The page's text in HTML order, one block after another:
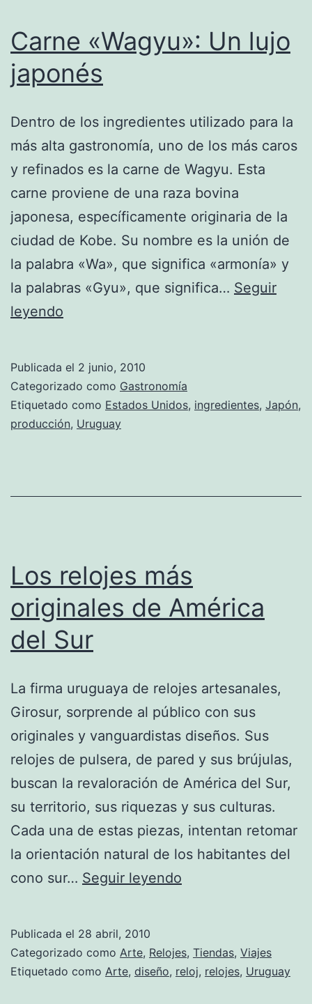
Carne «Wagyu»: Un lujo
japonés
Dentro de los ingredientes utilizado para la
más alta gastronomía, uno de los más caros
y refinados es la carne de Wagyu. Esta
carne proviene de una raza bovina
japonesa, específicamente originaria de la
ciudad de Kobe. Su nombre es la unión de
la palabra «Wa», que significa «armonía» y
la palabras «Gyu», que significa… Seguir
leyendo
lujo
japonés
Publicada el 2 junio, 2010
Categorizado como Gastronomía
Etiquetado como Estados Unidos, ingredientes, Japón,
producción, Uruguay
Los relojes más
originales de América
del Sur
La firma uruguaya de relojes artesanales,
Girosur, sorprende al público con sus
originales y vanguardistas diseños. Sus
relojes de pulsera, de pared y sus brújulas,
buscan la revaloración de América del Sur,
su territorio, sus riquezas y sus culturas.
Cada una de estas piezas, intentan retomar
la orientación natural de los habitantes del
cono sur… Seguir leyendo
originales
de
Publicada el 28 abril, 2010
Categorizado como Arte, Relojes, Tiendas, Viajes
Etiquetado como Arte, diseño, reloj, relojes, Uruguay